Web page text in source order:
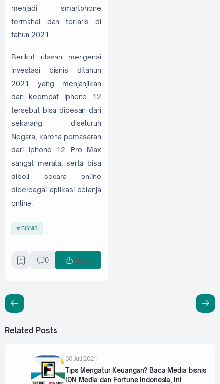
menjadi smartphone
termahal dan terlaris di
tahun 2021.
Berikut ulasan mengenai
investasi bisnis ditahun
2021 yang menjanjikan
dan keempat Iphone 12
tersebut bisa dipesan dari
sekarang diseluruh
Negara, karena pemasaran
dari Iphone 12 Pro Max
sangat merata, serta bisa
dibeli secara online
diberbagai aplikasi belanja
online.
BISNIS
0 Share
Related Posts
30 Juli 2021
Tips Mengatur Keuangan? Baca Media bisnis
IDN Media dan Fortune Indonesia, Ini